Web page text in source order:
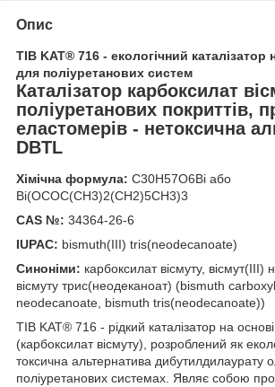
Опис
TIB KAT® 716 - екологічний каталізатор
для поліуретанових систем
Каталізатор карбоксилат
поліуретанових покриттів,
еластомерів - нетоксична
DBTL
Хімічна формула: C30H57O6Bi або
Bi(OCOC(CH3)2(CH2)5CH3)3
CAS №: 34364-26-6
IUPAC: bismuth(III) tris(neodecanoate)
Синоніми: карбоксилат вісмуту, вісмут(III)
вісмуту трис(неодеканоат) (bismuth
neodecanoate, bismuth tris(neodecanoate))
TIB KAT® 716 - рідкий каталізатор на основі
(карбоксилат вісмуту), розроблений як
токсична альтернатива дибутилдилаурату
поліуретанових системах. Являє собою